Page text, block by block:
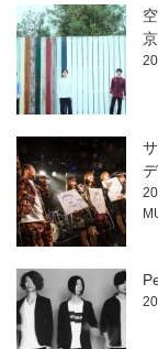
ウ
で
開
き
ま
す)
い
(新
し
い
ウ
ィ
ン
ド
ウ
開
き
ま
す)